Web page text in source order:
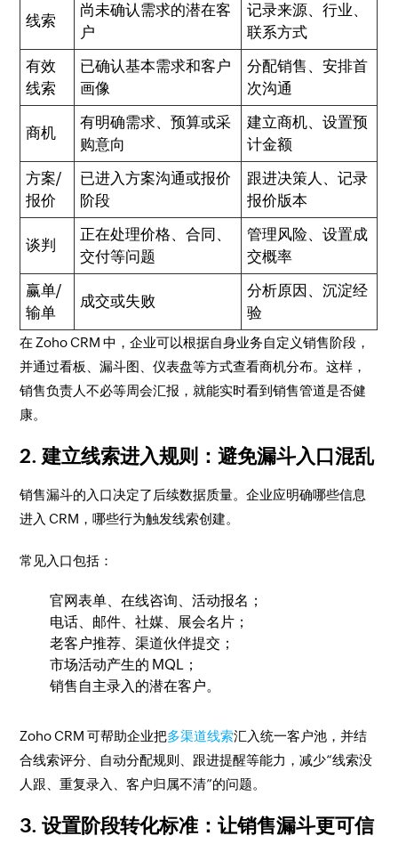
线索
尚未确认需求的潜在客
户
记录来源、行业、
联系方式
有效
线索
已确认基本需求和客户
画像
分配销售、安排首
次沟通
商机
有明确需求、预算或采
购意向
建立商机、设置预
计金额
方案/
报价
已进入方案沟通或报价
阶段
跟进决策人、记录
报价版本
谈判
正在处理价格、合同、
交付等问题
管理风险、设置成
交概率
赢单/
输单
成交或失败
分析原因、沉淀经
验
在 Zoho CRM 中，企业可以根据自身业务自定义销售阶段，
并通过看板、漏斗图、仪表盘等方式查看商机分布。这样，
销售负责人不必等周会汇报，就能实时看到销售管道是否健
康。
2. 建立线索进入规则：避免漏斗入口混乱
销售漏斗的入口决定了后续数据质量。企业应明确哪些信息
进入 CRM，哪些行为触发线索创建。
常见入口包括：
官网表单、在线咨询、活动报名；
电话、邮件、社媒、展会名片；
老客户推荐、渠道伙伴提交；
市场活动产生的 MQL；
销售自主录入的潜在客户。
Zoho CRM 可帮助企业把多渠道线索汇入统一客户池，并结
合线索评分、自动分配规则、跟进提醒等能力，减少“线索没
人跟、重复录入、客户归属不清”的问题。
3. 设置阶段转化标准：让销售漏斗更可信